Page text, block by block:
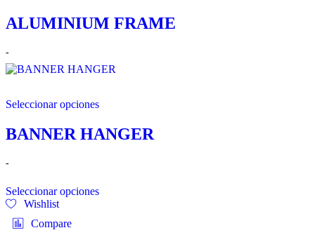
ALUMINIUM FRAME
-Rango
de
precios:
hasta
Seleccionar opciones
BANNER HANGER
-Rango
desde
$0.10
hasta
$7.95
Seleccionar opciones
Wishlist
Compare